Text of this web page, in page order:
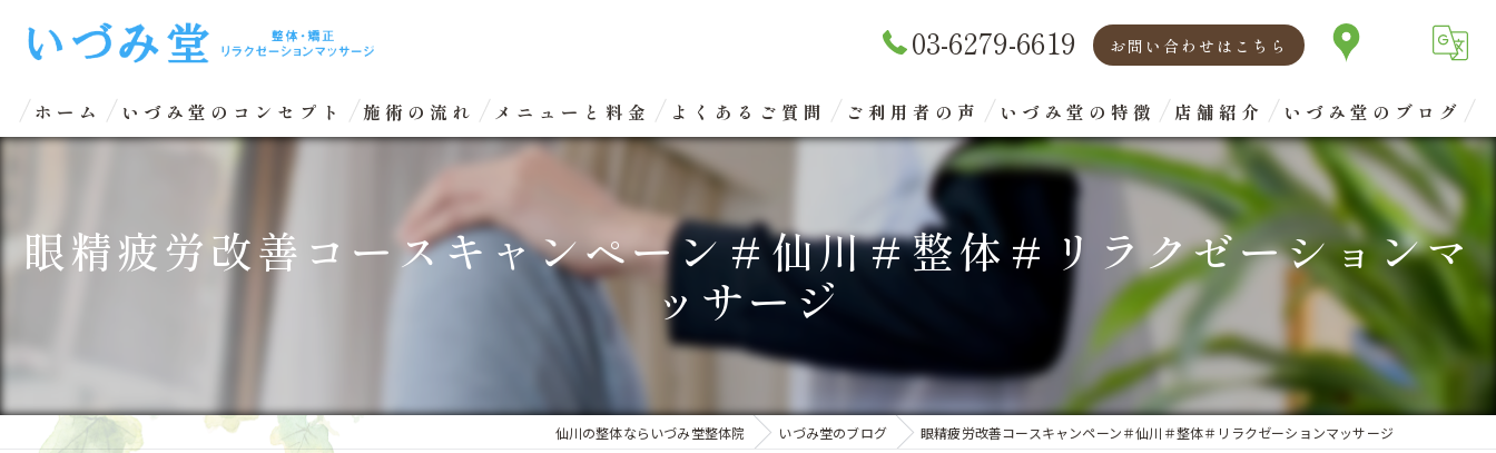
03-6279-6619 お問い合わせはこちら
ホーム いづみ堂のコンセプト 施術の流れ メニューと料金
リラクゼーションマッサージ
整体矯正（骨盤矯正）
眼精疲労改善コース
エクスケアトレーニング
よくあるご質問 ご利用者の声 いづみ堂の特徴
腰痛
眼精疲労
店舗紹介
代表あいさつ
いづみ堂のブログ
眼精疲労改善コースキャンペーン＃仙川＃整体＃リラクゼーションマ
ッサージ
仙川の整体ならいづみ堂整体院 いづみ堂のブログ 眼精疲労改善コースキャンペーン＃仙川＃整体＃リラクゼーションマッサージ